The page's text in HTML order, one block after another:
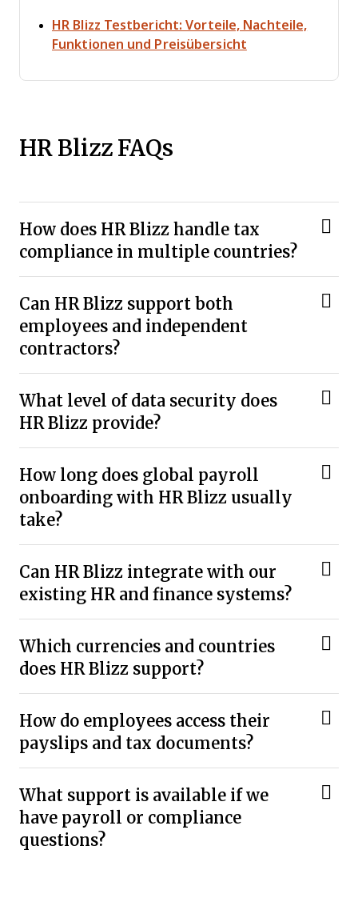
HR Blizz Testbericht: Vorteile, Nachteile,
Funktionen und PreisübersichtOpens new
HR Blizz FAQs
How does HR Blizz handle tax
compliance in multiple countries?
Can HR Blizz support both
employees and independent
contractors?
What level of data security does
HR Blizz provide?
How long does global payroll
onboarding with HR Blizz usually
take?
Can HR Blizz integrate with our
existing HR and finance systems?
Which currencies and countries
does HR Blizz support?
How do employees access their
payslips and tax documents?
What support is available if we
have payroll or compliance
questions?